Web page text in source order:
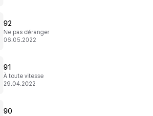
92
Ne pas déranger
06.05.2022
91
À toute vitesse
29.04.2022
90